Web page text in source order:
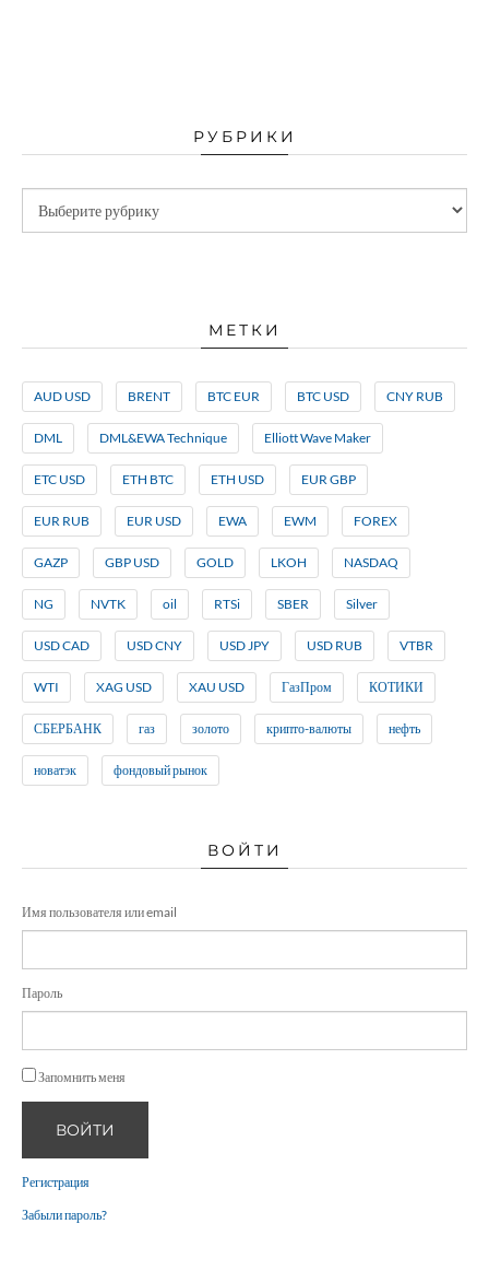
РУБРИКИ
МЕТКИ
AUD USD BRENT BTC EUR BTC USD CNY RUB
DML DML&EWA Technique Elliott Wave Maker
ETC USD ETH BTC ETH USD EUR GBP
EUR RUB EUR USD EWA EWM FOREX
GAZP GBP USD GOLD LKOH NASDAQ
NG NVTK oil RTSi SBER Silver
USD CAD USD CNY USD JPY USD RUB VTBR
WTI XAG USD XAU USD ГазПром КОТИКИ
СБЕРБАНК газ золото крипто-валюты нефть
новатэк фондовый рынок
ВОЙТИ
Имя пользователя или email
Пароль
Запомнить меня
ВОЙТИ
Регистрация
Забыли пароль?